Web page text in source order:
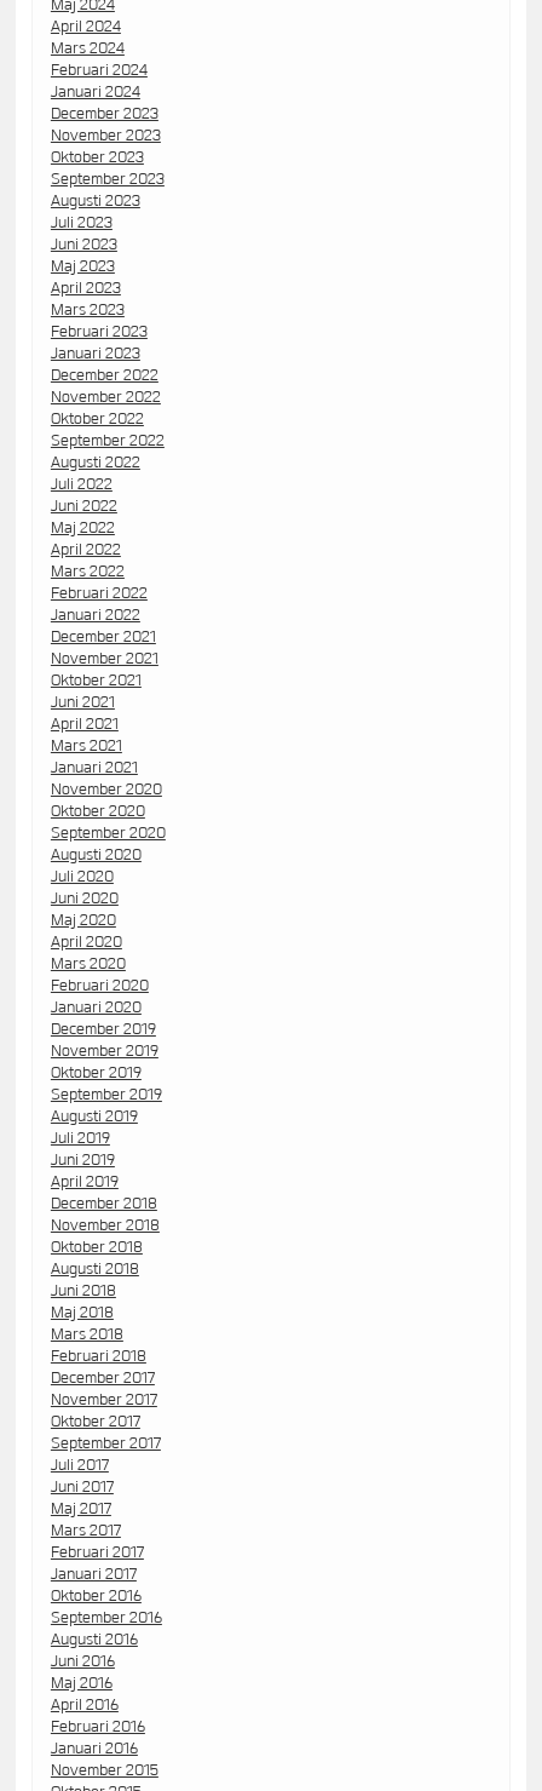
Maj 2024
April 2024
Mars 2024
Februari 2024
Januari 2024
December 2023
November 2023
Oktober 2023
September 2023
Augusti 2023
Juli 2023
Juni 2023
Maj 2023
April 2023
Mars 2023
Februari 2023
Januari 2023
December 2022
November 2022
Oktober 2022
September 2022
Augusti 2022
Juli 2022
Juni 2022
Maj 2022
April 2022
Mars 2022
Februari 2022
Januari 2022
December 2021
November 2021
Oktober 2021
Juni 2021
April 2021
Mars 2021
Januari 2021
November 2020
Oktober 2020
September 2020
Augusti 2020
Juli 2020
Juni 2020
Maj 2020
April 2020
Mars 2020
Februari 2020
Januari 2020
December 2019
November 2019
Oktober 2019
September 2019
Augusti 2019
Juli 2019
Juni 2019
April 2019
December 2018
November 2018
Oktober 2018
Augusti 2018
Juni 2018
Maj 2018
Mars 2018
Februari 2018
December 2017
November 2017
Oktober 2017
September 2017
Juli 2017
Juni 2017
Maj 2017
Mars 2017
Februari 2017
Januari 2017
Oktober 2016
September 2016
Augusti 2016
Juni 2016
Maj 2016
April 2016
Februari 2016
Januari 2016
November 2015